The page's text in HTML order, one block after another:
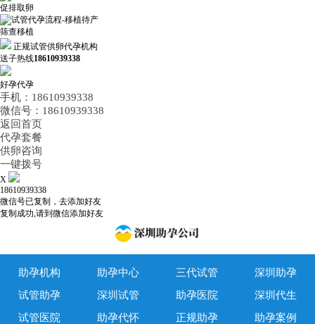
促排取卵
筛查移植
正规试管供卵代孕机构
送子热线18610939338
好孕代孕
手机：18610939338
微信号：18610939338
返回首页
代孕套餐
供卵咨询
一键拨号
X
18610939338
微信号已复制，去添加好友
复制成功,请到微信添加好友
助孕机构 助孕中心 三代试管
深圳助孕
试管助孕
深圳试管 助孕医院
深圳代生
试管医院
助孕代怀 正规助孕 助孕案例